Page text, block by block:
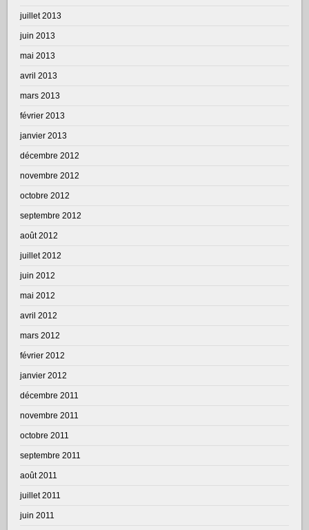
juillet 2013
juin 2013
mai 2013
avril 2013
mars 2013
février 2013
janvier 2013
décembre 2012
novembre 2012
octobre 2012
septembre 2012
août 2012
juillet 2012
juin 2012
mai 2012
avril 2012
mars 2012
février 2012
janvier 2012
décembre 2011
novembre 2011
octobre 2011
septembre 2011
août 2011
juillet 2011
juin 2011